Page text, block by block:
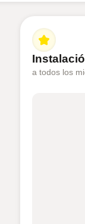
a todos los